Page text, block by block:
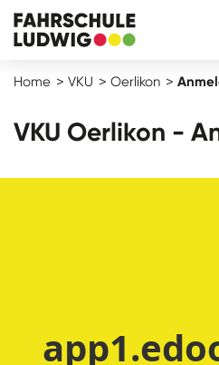
Home VKU Oerlikon
VKU Oerlikon -